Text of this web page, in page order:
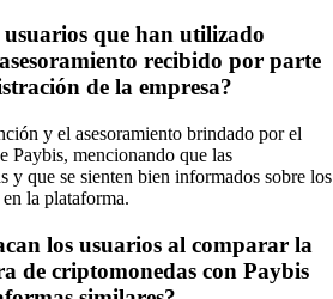
usuarios que han utilizado
recibido por parte
de la empresa?
y el asesoramiento brindado por el
Paybis, mencionando que las
y que se sienten bien informados sobre los
la plataforma.
los usuarios al comparar la
de criptomonedas con Paybis